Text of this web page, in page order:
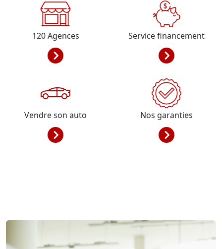
120Agences Service financement
Vendre son auto Nos garanties